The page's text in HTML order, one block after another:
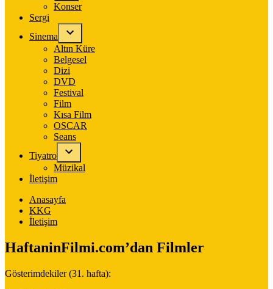
Konser
Sergi
Sinema
Altın Küre
Belgesel
Dizi
DVD
Festival
Film
Kısa Film
OSCAR
Seans
Tiyatro
Müzikal
İletişim
Anasayfa
KKG
İletişim
HaftaninFilmi.com’dan Filmler
Gösterimdekiler (31. hafta):